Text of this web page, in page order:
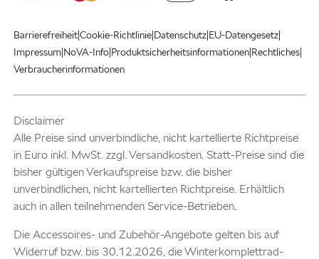
Barrierefreiheit|Cookie-Richtlinie|Datenschutz|EU-Datengesetz|
Impressum|NoVA-Info|Produktsicherheitsinformationen|Rechtliches|
Verbraucherinformationen
Disclaimer
Alle Preise sind unverbindliche, nicht kartellierte Richtpreise
in Euro inkl. MwSt. zzgl. Versandkosten. Statt-Preise sind die
bisher gültigen Verkaufspreise bzw. die bisher
unverbindlichen, nicht kartellierten Richtpreise. Erhältlich
auch in allen teilnehmenden Service-Betrieben.
Die Accessoires- und Zubehör-Angebote gelten bis auf
Widerruf bzw. bis 30.12.2026, die Winterkomplettrad-